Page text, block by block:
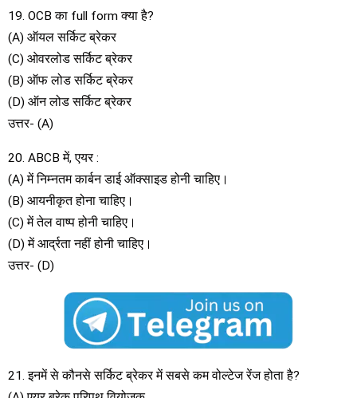
19. OCB का full form क्या है?
(A) ऑयल सर्किट ब्रेकर
(C) ओवरलोड सर्किट ब्रेकर
(B) ऑफ लोड सर्किट ब्रेकर
(D) ऑन लोड सर्किट ब्रेकर
उत्तर- (A)
20. ABCB में, एयर :
(A) में निम्नतम कार्बन डाई ऑक्साइड होनी चाहिए।
(B) आयनीकृत होना चाहिए।
(C) में तेल वाष्प होनी चाहिए।
(D) में आर्द्रता नहीं होनी चाहिए।
उत्तर- (D)
21. इनमें से कौनसे सर्किट ब्रेकर में सबसे कम वोल्टेज रेंज होता है?